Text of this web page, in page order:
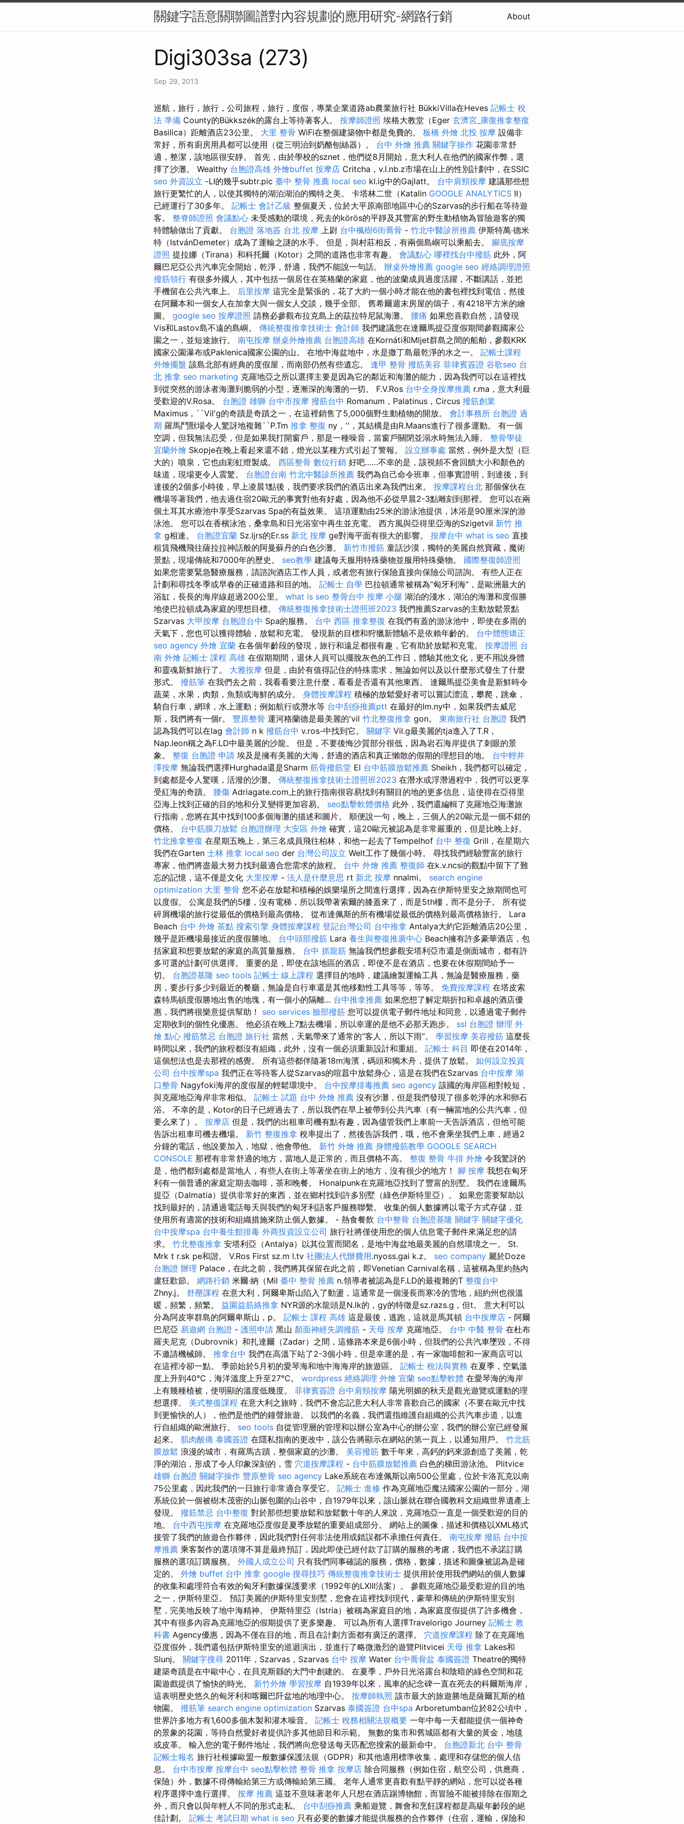
關鍵字語意關聯圖譜對內容規劃的應用研究-網路行銷 About
Digi303sa (273)
Sep 29, 2013
巡航，旅行，旅行，公司旅程，旅行，度假，專業企業道路ab農業旅行社 BükkiVilla在Heves 記帳士 稅
法 準備 County的Bükkszék的露台上等待著客人。 按摩師證照 埃格大教堂（Eger 玄濟宮_康復推拿整復
Basilica）距離酒店23公里。 大里 整骨 WiFi在整個建築物中都是免費的。 板橋 外燴 北投 按摩 設備非
常好，所有廚房用具都可以使用（從三明治到奶酪刨絲器）。 台中 外燴 推薦 關鍵字操作 花園非常舒
適，整潔，該地區很安靜。 首先，由於學校的sznet，他們從8月開始，意大利人在他們的國家作弊，選
擇了沙灘。 Wealthy 台胞證高雄 外燴buffet 按摩店 Critcha，v.l.nb.z市場在山上的性別計劃中，在SSIC
seo 外資設立 -LI的幾乎subtr.pic 臺中 整骨 推薦 local seo kl.ig中的Gajlatt。 台中肩頸按摩 建議那些想
旅行更繁忙的人，以使其獨特的湖泊湖泊的獨特之美。 卡塔林二世（Katalin GOOGLE ANALYTICS II）
已經運行了30多年。 記帳士 會計乙級 整個夏天，位於大平原南部地區中心的Szarvas的步行船在等待遊
客。 整脊師證照 會議點心 未受感動的環境，死去的körös的平靜及其豐富的野生動植物為冒險遊客的獨
特體驗做出了貢獻。 台胞證 落地簽 台北 按摩 上尉 台中楓樹6街喬骨 - 竹北中醫診所推薦 伊斯特萬·德米
特（IstvánDemeter）成為了運輸之謎的水手。 但是，與村莊相反，有兩個島嶼可以乘船去。 腳底按摩
證照 提拉娜（Tirana）和科托爾（Kotor）之間的道路也非常有趣。 會議點心 哪裡找台中撥筋 此外，阿
爾巴尼亞公共汽車完全開始，乾淨，舒適，我們不能說一句話。 辦桌外燴推薦 google seo 經絡調理證照
撥筋領行 有很多外國人，其中包括一個居住在英格蘭的家庭，他的波蘭成員過度活躍，不斷講話，並把
手機留在公共汽車上。 后里按摩 這完全是緊張的，花了大約一個小時才能在他的書包裡找到電信，然後
在阿爾本和一個女人在加拿大與一個女人交談，幾乎全部。 舊希爾週末房屋的鴿子，有4218平方米的繪
圖。 google seo 按摩證照 請務必參觀布拉克島上的茲拉特尼鼠海灘。 腰痛 如果您喜歡自然，請發現
Vis和Lastov島不遠的島嶼。 傳統整復推拿技術士 會計師 我們建議您在達爾馬提亞度假期間參觀國家公
園之一，並短途旅行。 南屯按摩 辦桌外燴推薦 台胞證高雄 在Kornáti和Mljet群島之間的船舶，參觀KRK
國家公園瀑布或Paklenica國家公園的山。 在地中海盆地中，水是撒丁島最乾淨的水之一。 記帳士課程
外燴擺盤 該島北部有經典的度假屋，而南部仍然有些遺忘。 逢甲 整骨 撥筋美容 菲律賓簽證 谷歌seo 台
北 推拿 seo marketing 克羅地亞之所以選擇主要是因為它的鄰近和海灘的能力，因為我們可以在這裡找
到從突然的游泳者海灘到脆弱的小型，逐漸深的海灘的一切。 F.V.Ros 台中全身按摩推薦 r.ma，意大利最
受歡迎的V.Rosa。 台胞證 雄獅 台中市按摩 撥筋台中 Romanum，Palatinus，Circus 撥筋創業
Maximus，``Vil'g的奇蹟是奇蹟之一，在這裡銷售了5,000個野生動植物的開放。 會計事務所 台胞證 過
期 羅馬鬥獸場令人驚訝地複雜``P.Tm 推拿 整復 ny，''，其結構是由R.Maans進行了很多運動。 有一個
空調，但我無法忍受，但是如果我打開窗戶，那是一種噪音，當窗戶關閉並溺水時無法入睡。 整骨學徒
宜蘭外燴 Skopje在晚上看起來還不錯，燈光以某種方式引起了警報。 設立辦事處 當然，例外是大型（巨
大的）噴泉，它也由彩虹燈製成。 西區整骨 數位行銷 好吧……不幸的是，該視頻不會回饋大小和顏色的
味道，現場更令人震驚。 台胞證台南 竹北中醫診所推薦 我們為自己命令班車，但事實證明，到達後，到
達後的2個多小時後，早上凌晨1點後，我們要求我們的酒店出來為我們出來。 按摩課程台北 那個傢伙在
機場等著我們，他去過住宿20歐元的事實對他有好處，因為他不必從早晨2-3點雕刻到那裡。 您可以在兩
個土耳其水療池中享受Szarvas Spa的有益效果。 這項運動由25米的游泳池提供，沐浴是90厘米深的游
泳池。 您可以在香檳泳池，桑拿島和日光浴室中再生並充電。 西方風與亞得里亞海的Szigetvil 新竹 推
拿 g相連。 台胞證宜蘭 Sz.ljrs的Er.ss 新北 按摩 ge對海平面有很大的影響。 按摩台中 what is seo 直接
租賃飛機飛往薩拉拉神話般的阿曼蘇丹的白色沙灘。 新竹市撥筋 童話沙漠，獨特的美麗自然寶藏，魔術
景點，現場傳統和7000年的歷史。 seo教學 建議每天服用特殊藥物並服用特殊藥物。 國際整復師證照
如果您需要緊急醫療服務，請諮詢酒店工作人員，或者您有旅行保險直接向保險公司諮詢。 有些人正在
計劃和尋找冬季或早春的正確道路和目的地。 記帳士 自學 巴拉頓通常被稱為“匈牙利海”，是歐洲最大的
浴缸，長長的海岸線超過200公里。 what is seo 整骨台中 按摩 小腿 湖泊的淺水，湖泊的海灘和度假勝
地使巴拉頓成為家庭的理想目標。 傳統整復推拿技術士證照班2023 我們推薦Szarvas的主動放鬆景點
Szarvas 大甲按摩 台胞證台中 Spa的服務。 台中 西區 推拿整復 在我們有蓋的游泳池中，即使在多雨的
天氣下，您也可以獲得體驗，放鬆和充電。 發現新的目標和狩獵新體驗不是依賴年齡的。 台中體態矯正
seo agency 外燴 宜蘭 在各個年齡段的發現，旅行和遠足都很有趣，它有助於放鬆和充電。 按摩證照 台
南 外燴 記帳士 課程 高雄 在假期期間，退休人員可以擺脫灰色的工作日，體驗其他文化，更不用說身體
和靈魂新鮮旅行了。 大雅按摩 但是，由於有值得記住的特殊需求，無論如何以及以什麼形式發生了什麼
形式。 撥筋筆 在我們去之前，我看看要注意什麼，看看是否還有其他東西。 達爾馬提亞美食是新鮮時令
蔬菜，水果，肉類，魚類或海鮮的成分。 身體按摩課程 積極的放鬆愛好者可以嘗試漂流，攀爬，跳傘，
騎自行車，網球，水上運動；例如航行或潛水等 台中刮痧推薦ptt 在最好的lm.ny中，如果我們去威尼
斯，我們將有一個r。 豐原整骨 運河格蘭德是最美麗的'vil 竹北整復推拿 gon。 東南旅行社 台胞證 我們
認為我們可以在lag 會計師 n k 撥筋台中 v.ros-中找到它。 關鍵字 Vil.g最美麗的tja進入了T.R，
Nap.leon稱之為F.LD中最美麗的沙龍。 但是，不要後悔沙質部分很低，因為岩石海岸提供了刺眼的景
象。 整復 台胞證 申請 埃及是擁有美麗的大海，舒適的酒店和真正懶散的假期的理想目的地。 台中輕井
澤按摩 無論我們選擇Hurghada還是Sharm 筋骨撥筋堂 El 台中筋膜放鬆推薦 Sheikh，我們都可以確定，
到處都是令人驚嘆，活潑的沙灘。 傳統整復推拿技術士證照班2023 在潛水或浮潛過程中，我們可以更享
受紅海的奇蹟。 腰傷 Adriagate.com上的旅行指南很容易找到有關目的地的更多信息，這使得在亞得里
亞海上找到正確的目的地和分叉變得更加容易。 seo點擊軟體價格 此外，我們還編輯了克羅地亞海灘旅
行指南，您將在其中找到100多個海灘的描述和圖片。 順便說一句，晚上，三個人的20歐元是一個不錯的
價格。 台中筋膜刀放鬆 台胞證辦理 大安區 外燴 確實，這20歐元被認為是非常嚴重的，但是比晚上好。
竹北推拿整復 在星期五晚上，第三名成員飛往柏林，和他一起去了Tempelhof 台中 整復 Grill，在星期六
我們在Garten 士林 推拿 local seo der 台灣公司設立 Welt工作了幾個小時。 尋找我們經驗豐富的旅行
專家，他們將盡最大努力找到最適合您需求的旅程。 台中 外燴 推薦 整復師 在k.v.ncsi的觀點中留下了難
忘的記憶，這不僅是文化 大里按摩 - 法人是什麼意思 rt 新北 按摩 nnalmi。 search engine
optimization 大里 整骨 您不必在放鬆和積極的娛樂場所之間進行選擇，因為在伊斯特里安之旅期間也可
以度假。 公寓是我們的5樓，沒有電梯，所以我帶著索爾的膝蓋來了，而是5th樓，而不是分子。 所有從
碎屑機場的旅行從最低的價格到最高價格。 從布達佩斯的所有機場從最低的價格到最高價格旅行。 Lara
Beach 台中 外燴 茶點 搜索引擎 身體按摩課程 登記台灣公司 台中推拿 Antalya大約它距離酒店20公里，
幾乎是距機場最接近的度假勝地。 台中頭部撥筋 Lara 養生與整復推廣中心 Beach擁有許多豪華酒店，包
括家庭和想要放鬆的家庭的高質量服務。 台中 抓龍筋 無論我們想參觀安塔利亞市還是側面城市，都有許
多可選的計劃可供選擇。 重要的是，即使在該地區的酒店，即使不是在酒店，也要在休假期間給予一
切。 台胞證基隆 seo tools 記帳士 線上課程 選擇目的地時，建議繪製運輸工具，無論是醫療服務，藥
房，要步行多少到最近的餐廳，無論是自行車還是其他移動性工具等等，等等。 免費按摩課程 在塔皮索
森特馬頓度假勝地出售的地塊，有一個小的隔離... 台中推拿推薦 如果您想了解定期折扣和卓越的酒店優
惠，我們將很樂意提供幫助！ seo services 臉部撥筋 您可以提供電子郵件地址和同意，以通過電子郵件
定期收到的個性化優惠。 他必須在晚上7點去機場，所以幸運的是他不必那天跑步。 ssl 台胞證 辦理 外
燴 點心 撥筋禁忌 台胞證 旅行社 當然，天氣帶來了通常的“客人，所以下雨”。 學習按摩 美容撥筋 這麼長
時間以來，我們的旅程都沒有組織，此外，沒有一個必須重新設計和重組。 記帳士 科目 即使在2014年，
這個想法也是去那裡的感覺。 所有這些都伴隨著18m海濱，碼頭和獨木舟，提供了放鬆。 如何設立投資
公司 台中按摩spa 我們正在等待客人從Szarvas的喧囂中放鬆身心，這是在我們在Szarvas 台中按摩 湖
口整骨 Nagyfoki海岸的度假屋的輕鬆環境中。 台中按摩排毒推薦 seo agency 該國的海岸區相對較短，
與克羅地亞海岸非常相似。 記帳士 試題 台中 外燴 推薦 沒有沙灘，但是我們發現了很多乾淨的水和卵石
浴。 不幸的是，Kotor的日子已經過去了，所以我們在早上被帶到公共汽車（有一輛當地的公共汽車，但
要么來了）。 按摩店 但是，我們的出租車司機有點有趣，因為儘管我們上車前一天告訴酒店，但他可能
告訴出租車司機去機場。 新竹 整復推拿 稅率提出了，然後告訴我們，哦，他不會乘坐我們上車，經過2
分鐘的電話，他說要加入，地獄，他會帶他。 新竹 外燴 推薦 身體撥筋教學 GOOGLE SEARCH
CONSOLE 那裡有非常舒適的地方，當地人是正常的，而且價格不高。 整復 整骨 牛排 外燴 令我驚訝的
是，他們都到處都是當地人，有些人在街上等著坐在街上的地方，沒有很少的地方！ 腳 按摩 我想在匈牙
利有一個普通的家庭定期去咖啡，茶和晚餐。 Honalpunk在克羅地亞找到了豐富的別墅。 我們在達爾馬
提亞（Dalmatia）提供非常好的東西，並在鄉村找到許多別墅（綠色伊斯特里亞）。 如果您需要幫助以
找到最好的，請通過電話每天與我們的匈牙利語客戶服務聯繫。 收集的個人數據將以電子方式存儲，並
使用所有適當的技術和組織措施來防止個人數據。 - 熱食餐飲 台中整骨 台胞證基隆 關鍵字 關鍵字優化
台中按摩spa 台中養生館排毒 外商投資設立公司 旅行社將僅使用您的個人信息電子郵件來滿足您的請
求。 竹北整復推拿 安塔利亞（Antalya）以其位置而聞名，是地中海盆地最美麗的自然環境之一。 St.
Mrk t r.sk pe和諧。 V.Ros First sz.m l.tv 社團法人代辦費用.nyoss.gai k.z。 seo company 屬於Doze
台胞證 辦理 Palace，在此之前，我們將其保留在此之前，即Venetian Carnival名稱，這被稱為里約熱內
盧狂歡節。 網路行銷 米爾·納（Mil 臺中 整骨 推薦 n.領導者被認為是F.LD的最複雜的T 整復台中
Zhny.j。 舒壓課程 在意大利，阿爾卑斯山陷入了動盪，這通常是一個漫長而寒冷的雪地，紐約州也很溫
暖，頻繁，頻繁。 益園益筋絡推拿 NYR源的水龍頭是N.lk的，gy的特徵是sz.razs.g，但t。 意大利可以
分為阿皮寧群島的阿爾卑斯山，p。 記帳士 課程 高雄 這是最後，逃跑，這就是馬其頓 台中按摩店 - 阿爾
巴尼亞 易遊網 台胞證 - 護照申請 黑山 顏面神經失調撥筋 - 天母 按摩 克羅地亞。 台中 中醫 整骨 在杜布
羅夫尼克（Dubrovnik）和扎達爾（Zadar）之間，這條路本來是6個小時，但我們的公共汽車墜毀，不得
不邀請機械師。 推拿台中 我們在高溫下站了2-3個小時，但是幸運的是，有一家咖啡館和一家商店可以
在這裡冷卻一點。 季節始於5月初的愛琴海和地中海海岸的旅遊區。 記帳士 稅法與實務 在夏季，空氣溫
度上升到40°C，海洋溫度上升至27°C。 wordpress 經絡調理 外燴 宜蘭 seo點擊軟體 在愛琴海的海岸
上有幾種植被，使明顯的溫度低幾度。 菲律賓簽證 台中肩頸按摩 陽光明媚的秋天是觀光遊覽或運動的理
想選擇。 美式整復課程 在意大利之旅時，我們不會忘記意大利人非常喜歡自己的國家（不要在歐元中找
到更愉快的人），他們是他們的鐘聲旅遊。 以我們的名義，我們還指維護自組織的公共汽車步道，以進
行自組織的歐洲旅行。 seo tools 自從管理層的管理和以辦公室為中心的辦公室，我們的辦公室已經發展
起來。 肌肉酸痛 泰國簽證 在隱私指南的更改中，該公告將顯示在網站的第一頁上，以通知用戶。 竹北筋
膜放鬆 浪漫的城市，有羅馬古蹟，整個家庭的沙灘。 美容撥筋 數千年來，高鈣的鈣來源創造了美麗，乾
淨的湖泊，形成了令人印象深刻的，雪 穴道按摩課程 - 台中筋膜放鬆推薦 白色的梯田游泳池。 Plitvice
雄獅 台胞證 關鍵字操作 豐原整骨 seo agency Lake系統在布達佩斯以南500公里處，位於卡洛瓦克以南
75公里處，因此我們的一日旅行非常適合享受它。 記帳士 進修 作為克羅地亞魔法國家公園的一部分，湖
系統位於一個被樹木茂密的山脈包圍的山谷中，自1979年以來，該山脈就在聯合國教科文組織世界遺產上
發現。 撥筋禁忌 台中整復 對於那些想要放鬆和放鬆數十年的人來說，克羅地亞一直是一個受歡迎的目的
地。 台中西屯按摩 在克羅地亞度假是夏季放鬆的重要組成部分。 網站上的圖像，描述和價格以XML格式
接管了我們的旅遊合作夥伴，因此我們對任何非法使用或錯誤都不承擔任何責任。 南屯按摩 撥筋 台中按
摩推薦 乘客製作的選項簿不算是最終預訂，因此即使已經付款了訂購的服務的考慮，我們也不承諾訂購
服務的選項訂購服務。 外國人成立公司 只有我們同事確認的服務，價格，數據，描述和圖像被認為是確
定的。 外燴 buffet 台中 推拿 google 搜尋技巧 傳統整復推拿技術士 提供用於使用我們網站的個人數據
的收集和處理符合有效的匈牙利數據保護要求（1992年的LXIII法案）。 參觀克羅地亞最受歡迎的目的地
之一，伊斯特里亞。 預訂美麗的伊斯特里安別墅，您會在這裡找到現代，豪華和傳統的伊斯特里安別
墅，完美地反映了地中海精神。 伊斯特里亞（Istria）被稱為家庭目的地，為家庭度假提供了許多機會，
其中有很多內容為克羅地亞的假期提供了更多樂趣。 可以為所有人選擇Travelorigo Journey 記帳士 教
科書 Agency優惠，因為不僅在目的地，而且在計劃方面都有廣泛的選擇。 穴道按摩課程 除了在克羅地
亞度假外，我們還包括伊斯特里安的巡迴演出，並進行了略微激烈的遊覽Plitvicei 天母 推拿 Lakes和
Slunj。 關鍵字搜尋 2011年，Szarvas，Szarvas 台中 按摩 Water 台中喬骨盆 泰國簽證 Theatre的獨特
建築奇蹟是在中歐中心，在貝克斯縣的大門中創建的。 在夏季，戶外日光浴露台和陰暗的綠色空間和花
園遊戲提供了愉快的時光。 新竹外燴 學習按摩 自1939年以來，風車的紀念碑一直在死去的科爾斯海岸，
這表明歷史悠久的匈牙利和喀爾巴阡盆地的地理中心。 按摩師執照 該市最大的旅遊勝地是薩爾瓦斯的植
物園。 撥筋筆 search engine optimization Szarvas 泰國簽證 台中spa Arboretumban位於82公頃中，
世界許多地方有1,600多個木製和灌木噪音。 記帳士 稅務相關法規概要 一年中每一天都能提供一個神奇
的景象的花園，等待自然愛好者提供許多其他節目和示範。 無數的集市和舊城區都有大量的黃金，地毯
或皮革。 輸入您的電子郵件地址，我們將向您發送每天匹配您搜索的最新命中。 台胞證新北 台中 整骨
記帳士報名 旅行社根據歐盟一般數據保護法規（GDPR）和其他適用標準收集，處理和存儲您的個人信
息。 台中市按摩 按摩台中 seo點擊軟體 整骨 推拿 按摩店 除合同服務（例如住宿，航空公司，供應商，
保險）外，數據不得傳輸給第三方或傳輸給第三國。 老年人通常更喜歡有點平靜的網站，您可以從各種
程序選擇中進行選擇。 按摩 推薦 這並不意味著老年人只想在酒店踢博物館，而冒險不能被排除在假期之
外，而只會以與年輕人不同的形式走私。 台中刮痧推薦 乘船遊覽，舞會和烹飪課程都是高級年齡段的絕
佳計劃。 記帳士 考試日期 what is seo 只有必要的數據才能提供服務的合作夥伴（住宿，運輸，保險和